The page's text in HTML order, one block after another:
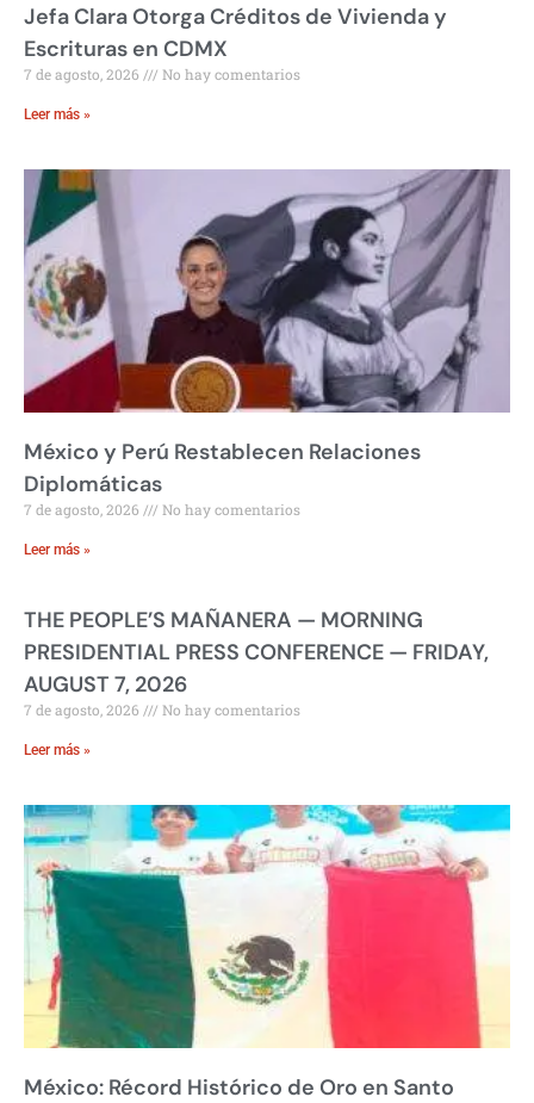
Jefa Clara Otorga Créditos de Vivienda y
Escrituras en CDMX
7 de agosto, 2026 No hay comentarios
Leer más »
México y Perú Restablecen Relaciones
Diplomáticas
7 de agosto, 2026 No hay comentarios
Leer más »
THE PEOPLE’S MAÑANERA — MORNING
PRESIDENTIAL PRESS CONFERENCE — FRIDAY,
AUGUST 7, 2026
7 de agosto, 2026 No hay comentarios
Leer más »
México: Récord Histórico de Oro en Santo